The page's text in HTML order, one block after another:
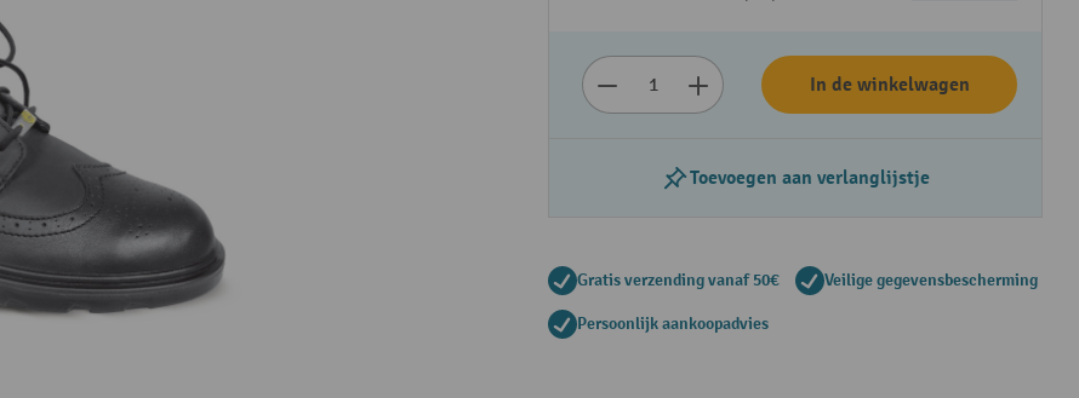
In de winkelwagen
Toevoegen aan verlanglijstje
Gratis verzending vanaf 50€ Veilige gegevensbescherming
Persoonlijk aankoopadvies